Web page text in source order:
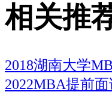
相关推
2018湖南大学
2022MBA提前